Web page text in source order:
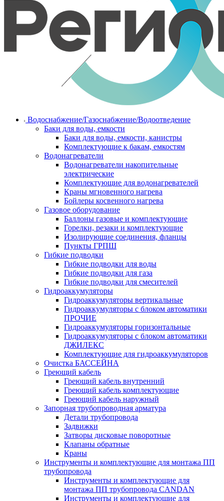
Водоснабжение/Газоснабжение/Водоотведение
Баки для воды, емкости
Баки для воды, емкости, канистры
Комплектующие к бакам, емкостям
Водонагреватели
Водонагреватели накопительные
электрические
Комплектующие для водонагревателей
Краны мгновенного нагрева
Бойлеры косвенного нагрева
Газовое оборудование
Баллоны газовые и комплектующие
Горелки, резаки и комплектующие
Изолирующие соединения, фланцы
Пункты ГРПШ
Гибкие подводки
Гибкие подводки для воды
Гибкие подводки для газа
Гибкие подводки для смесителей
Гидроаккумуляторы
Гидроаккумуляторы вертикальные
Гидроаккумуляторы с блоком автоматики
ПРОЧИЕ
Гидроаккумуляторы горизонтальные
Гидроаккумуляторы с блоком автоматики
ДЖИЛЕКС
Комплектующие для гидроаккумуляторов
Очистка БАССЕЙНА
Греющий кабель
Греющий кабель внутренний
Греющий кабель комплектующие
Греющий кабель наружный
Запорная трубопроводная арматура
Детали трубопровода
Задвижки
Затворы дисковые поворотные
Клапаны обратные
Краны
Инструменты и комплектующие для монтажа ПП
трубопровода
Инструменты и комплектующие для
монтажа ПП трубопровода CANDAN
Инструменты и комплектующие для